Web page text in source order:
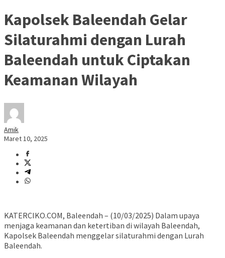
Kapolsek Baleendah Gelar
Silaturahmi dengan Lurah
Baleendah untuk Ciptakan
Keamanan Wilayah
Amik
Maret 10, 2025
KATERCIKO.COM, Baleendah – (10/03/2025) Dalam upaya
menjaga keamanan dan ketertiban di wilayah Baleendah,
Kapolsek Baleendah menggelar silaturahmi dengan Lurah
Baleendah.